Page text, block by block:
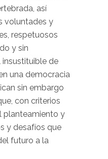
así
voluntades y
respetuosos
y sin
de
una democracia
sin embargo
con criterios
planteamiento y
y desafíos que
futuro a la